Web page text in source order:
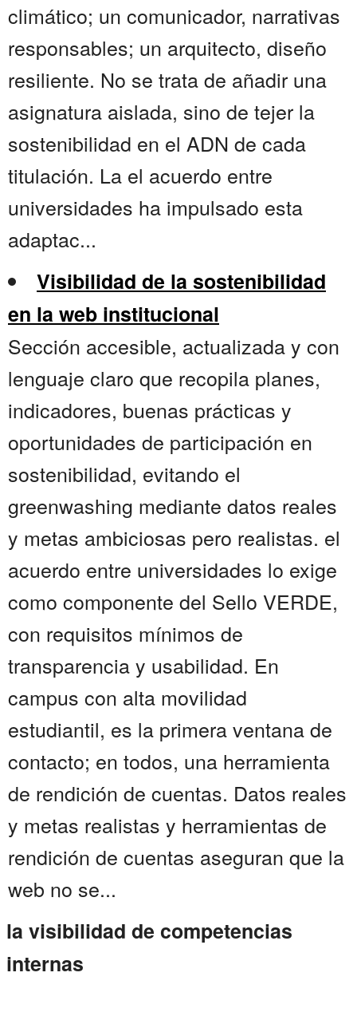
climático; un comunicador, narrativas
responsables; un arquitecto, diseño
resiliente. No se trata de añadir una
asignatura aislada, sino de tejer la
sostenibilidad en el ADN de cada
titulación. La el acuerdo entre
universidades ha impulsado esta
adaptac...
Visibilidad de la sostenibilidad
en la web institucional
Sección accesible, actualizada y con
lenguaje claro que recopila planes,
indicadores, buenas prácticas y
oportunidades de participación en
sostenibilidad, evitando el
greenwashing mediante datos reales
y metas ambiciosas pero realistas. el
acuerdo entre universidades lo exige
como componente del Sello VERDE,
con requisitos mínimos de
transparencia y usabilidad. En
campus con alta movilidad
estudiantil, es la primera ventana de
contacto; en todos, una herramienta
de rendición de cuentas. Datos reales
y metas realistas y herramientas de
rendición de cuentas aseguran que la
web no se...
la visibilidad de competencias
internas